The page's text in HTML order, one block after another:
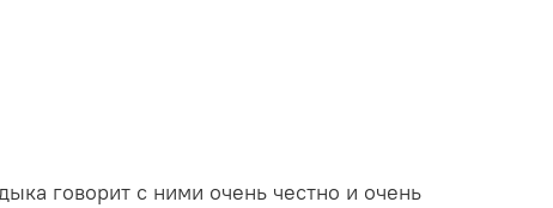
говорит с ними очень честно и очень